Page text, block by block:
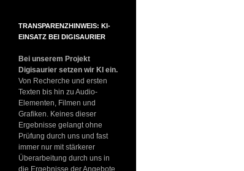
TRANSPARENZHINWEIS: KI-
EINSATZ BEI DIGISAURIER
Bei unserem Projekt
Digisaurier setzen wir KI ein.
Von Recherche und ersten
Texten bis hin zu Audio-
Elementen, Filmen und
Grafiken. Keines dieser
Ergebnisse gelangt ohne
Prüfung durch uns und fast
immer nur mit stärkerer
Überarbeitung durch uns in